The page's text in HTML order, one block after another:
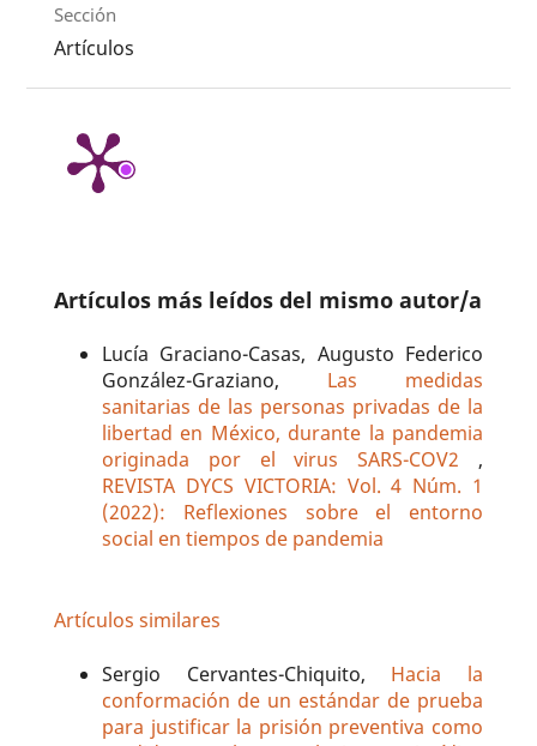
Sección
Artículos
Artículos más leídos del mismo autor/a
Lucía Graciano-Casas, Augusto Federico
González-Graziano, Las medidas
sanitarias de las personas privadas de la
libertad en México, durante la pandemia
originada por el virus SARS-COV2 ,
REVISTA DYCS VICTORIA: Vol. 4 Núm. 1
(2022): Reflexiones sobre el entorno
social en tiempos de pandemia
Artículos similares
Sergio Cervantes-Chiquito, Hacia la
conformación de un estándar de prueba
para justificar la prisión preventiva como